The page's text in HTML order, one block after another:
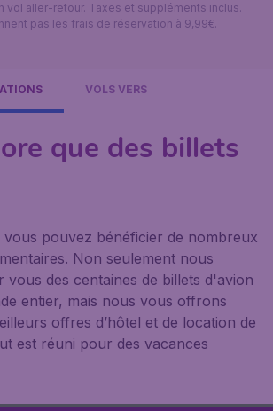
vol aller-retour. Taxes et suppléments inclus.
pas les frais de réservation à 9,99€.
VOLS VERS
que des billets
pouvez bénéficier de nombreux
Non seulement nous
des centaines de billets d'avion
entier, mais nous vous offrons
offres d’hôtel et de location de
est réuni pour des vacances